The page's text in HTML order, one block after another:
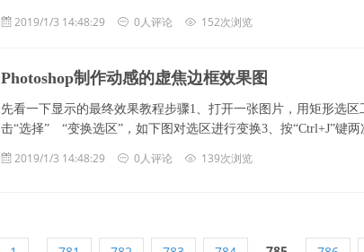
2019/1/3 14:48:29 0人评论 152次浏览
Photoshop制作动感的虚焦边框效果图
先看一下显示的最终效果教程步骤1、打开一张图片，用矩形选
击“选择” “变换选区”，如下图对选区进行变换3、按“Ctrl+J”键
2019/1/3 14:48:29 0人评论 139次浏览